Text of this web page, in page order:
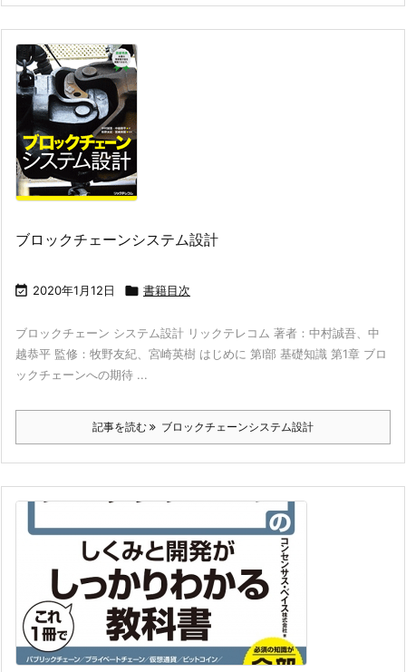
ブロックチェーンシステム設計
 2020年1月12日  書籍目次
ブロックチェーン システム設計 リックテレコム 著者：中村誠吾、中
越恭平 監修：牧野友紀、宮崎英樹 はじめに 第I部 基礎知識 第1章 ブロ
ックチェーンへの期待 ...
記事を読む ブロックチェーンシステム設計